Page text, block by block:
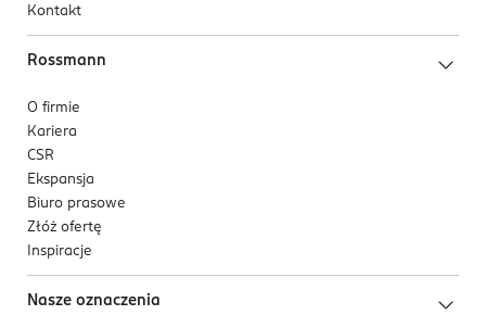
Kontakt
Rossmann
O firmie
Kariera
CSR
Ekspansja
Biuro prasowe
Złóż ofertę
Inspiracje
Nasze oznaczenia